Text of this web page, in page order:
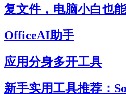
复文件，电脑小白也
OfficeAI助手
应用分身多开工具
新手实用工具推荐：